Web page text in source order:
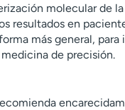
molecular de
resultados en
más general, para
de precisión.